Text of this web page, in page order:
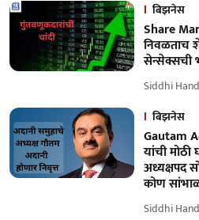
बिझनेस
Share
निवळताच
सेन्सेक्सची
Siddhi
बिझनेस
Gautam
यांची
अध्यक्षपद
कोण
Siddhi